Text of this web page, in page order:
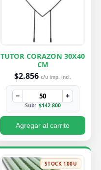
TUTOR CORAZON 30X40
CM
$2.856 c/u imp. incl.
− +
Sub: $142.800
Agregar al carrito
STOCK 100U